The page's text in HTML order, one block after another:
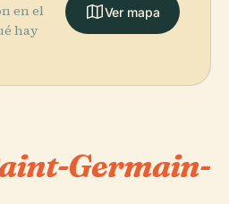
en el
hay
Ver mapa
Germain-